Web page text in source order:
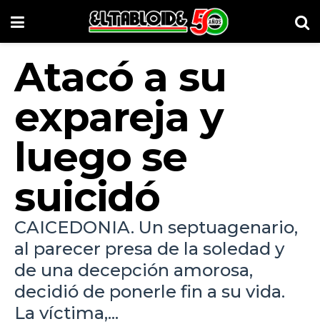
Atacó a su
expareja y
luego se
suicidó
CAICEDONIA. Un septuagenario,
al parecer presa de la soledad y
de una decepción amorosa,
decidió de ponerle fin a su vida.
La víctima,...